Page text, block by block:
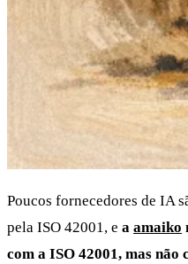
Poucos fornecedores de IA
pela ISO 42001, e a amaiko
com a ISO 42001, mas não